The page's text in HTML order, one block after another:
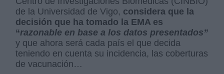
de la Universidad de Vigo, considera que la
decisión que ha tomado la EMA es
“razonable en base a los datos presentados”
y que ahora será cada país el que decida
teniendo en cuenta su incidencia, las coberturas
de vacunación…